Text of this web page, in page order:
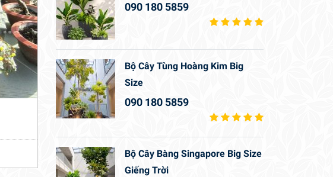
090 180 5859
Bộ Cây Tùng Hoàng Kim Big
Size
090 180 5859
Bộ Cây Bàng Singapore Big Size
Giếng Trời